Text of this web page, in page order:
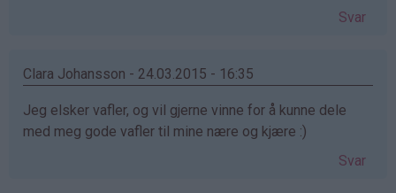
Svar
Clara Johansson - 24.03.2015 - 16:35
Jeg elsker vafler, og vil gjerne vinne for å kunne dele
med meg gode vafler til mine nære og kjære :)
Svar